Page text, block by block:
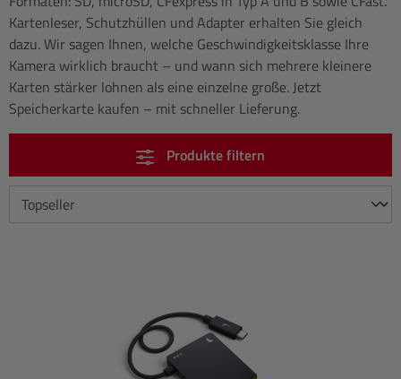
Kartenleser, Schutzhüllen und Adapter erhalten Sie gleich
dazu. Wir sagen Ihnen, welche Geschwindigkeitsklasse Ihre
Kamera wirklich braucht – und wann sich mehrere kleinere
Karten stärker lohnen als eine einzelne große. Jetzt
Speicherkarte kaufen – mit schneller Lieferung.
Produkte filtern